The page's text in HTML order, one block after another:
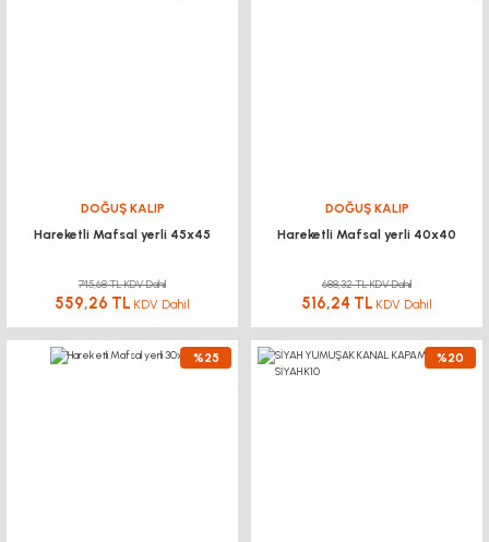
DOĞUŞ KALIP
Hareketli Mafsal yerli 45x45
745,68 TL KDV Dahil
559,26 TL KDV Dahil
DOĞUŞ KALIP
Hareketli Mafsal yerli 40x40
688,32 TL KDV Dahil
516,24 TL KDV Dahil
%25 %20